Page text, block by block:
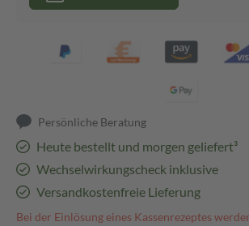
Persönliche Beratung
Heute bestellt und morgen geliefert³
Wechselwirkungscheck inklusive
Versandkostenfreie Lieferung
Bei der Einlösung eines Kassenrezeptes